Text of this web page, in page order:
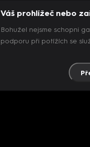
Váš prohlížeč nebo
Bohužel nejsme schopni
podporu při potížích se